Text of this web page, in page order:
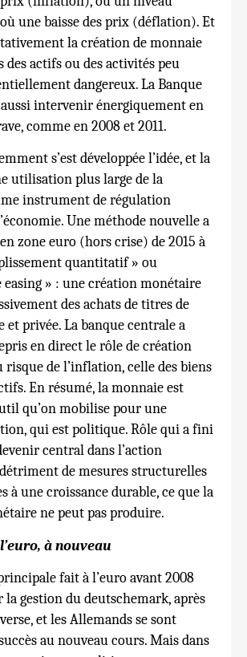
une baisse des prix (déflation). Et
la création de monnaie
des actifs ou des activités peu
dangereux. La Banque
intervenir énergiquement en
comme en 2008 et 2011.
s’est développée l’idée, et la
utilisation plus large de la
instrument de régulation
Une méthode nouvelle a
zone euro (hors crise) de 2015 à
quantitatif » ou
» : une création monétaire
des achats de titres de
et privée. La banque centrale a
en direct le rôle de création
risque de l’inflation, celle des biens
En résumé, la monnaie est
qu’on mobilise pour une
qui est politique. Rôle qui a fini
central dans l’action
de mesures structurelles
à une croissance durable, ce que la
ne peut pas produire.
à nouveau
fait à l’euro avant 2008
la gestion du deutschemark, après
et les Allemands se sont
au nouveau cours. Mais dans